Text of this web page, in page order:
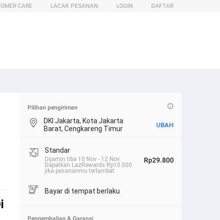
CARE LACAK PESANAN LOGIN DAFTAR
Pilihan pengiriman
DKI Jakarta, Kota Jakarta
Barat, Cengkareng Timur
UBAH
Standar
Dijamin tiba 10 Nov - 12 Nov.
Dapatkan LazRewards Rp10.000
jika pesananmu terlambat
Rp29.800
Bayar di tempat berlaku
Pengembalian & Garansi